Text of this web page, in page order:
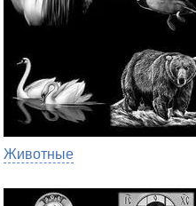
Животные